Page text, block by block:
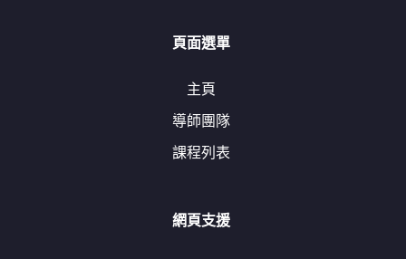
頁面選單
主頁
導師團隊
課程列表
網頁支援